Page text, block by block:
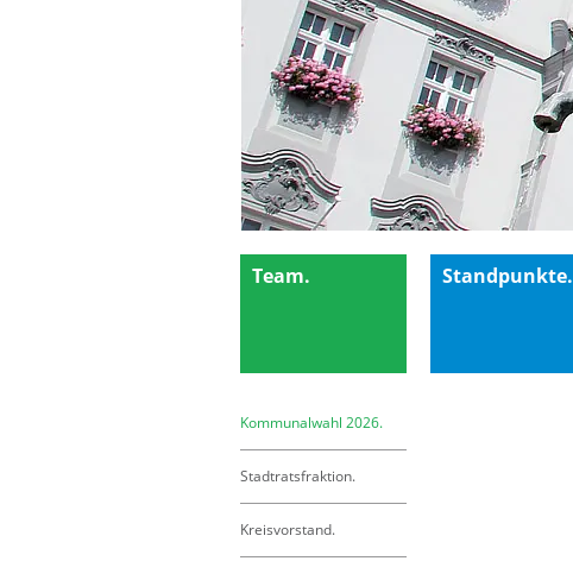
Team. Standpunkte.
Kommunalwahl 2026.
Stadtratsfraktion.
Kreisvorstand.